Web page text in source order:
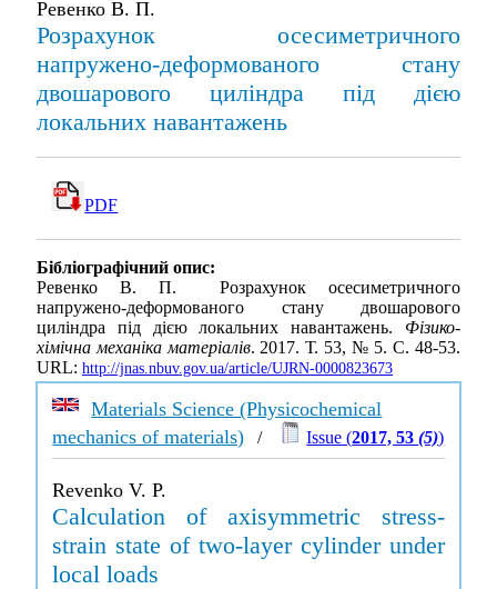
Ревенко В. П.
Розрахунок осесиметричного
напружено-деформованого стану
двошарового циліндра під дією
локальних навантажень
PDF
Бібліографічний опис:
Ревенко В. П. Розрахунок осесиметричного
напружено-деформованого стану двошарового
циліндра під дією локальних навантажень. Фізико-
хімічна механіка матеріалів. 2017. Т. 53, № 5. С. 48-53.
URL: http://jnas.nbuv.gov.ua/article/UJRN-0000823673
Materials Science (Physicochemical
mechanics of materials) / Issue (2017, 53(5))
Revenko V. P.
Calculation of axisymmetric stress-
strain state of two-layer cylinder under
local loads